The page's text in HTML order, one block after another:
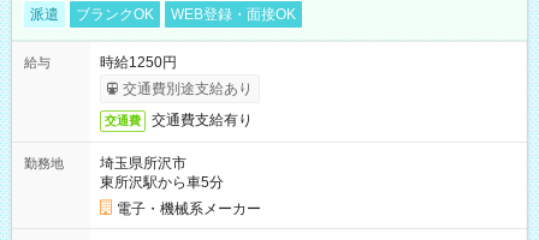
派遣 ブランクOK WEB登録・面接OK
給与
時給1250円
交通費別途支給あり
交通費 交通費支給有り
勤務地
埼玉県所沢市
東所沢駅から車5分
電子・機械系メーカー